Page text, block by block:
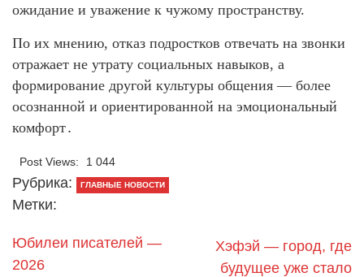
ожидание и уважение к чужому пространству.
По их мнению, отказ подростков отвечать на звонки
отражает не утрату социальных навыков, а
формирование другой культуры общения — более
осознанной и ориентированной на эмоциональный
комфорт․
Post Views: 1 044
Рубрика: ГЛАВНЫЕ НОВОСТИ
Метки:
Юбилеи писателей —
2026
Хэфэй — город, где
будущее уже стало